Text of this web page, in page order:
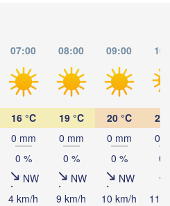
07:00 08:00 09:00
16 °C
0 mm
0 %
NW
4 km/h
19 °C
0 mm
0 %
NW
9 km/h
20 °C
0 mm
0 %
NW
10 km/h
21
0
0
11
Одеса
(Odesa)
Кривий Ріг
(Kryvyi Rih)
Миколаїв
(Mykolaiv)